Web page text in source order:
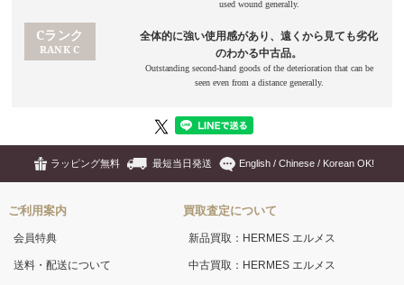
ラッピング無料 最短当日発送 English / Chinese / Korean OK!
ご利用案内
会員特典
送料・配送について
買取査定について
新品買取：HERMES エルメス
中古買取：HERMES エルメス